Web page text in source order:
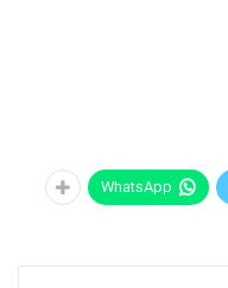
WhatsApp